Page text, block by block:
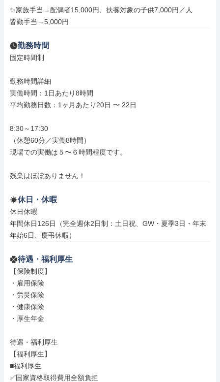
✨家族手当→配偶者15,000円、扶養対象の子供7,000円／人
皆勤手当→5,000円
勤務時間
固定時間制
勤務時間詳細
実働時間：1日あたり8時間
平均勤務日数：1ヶ月あたり20日 〜 22日
8:30～17:30
（休憩60分／実働8時間）
現場での実働は５〜６時間程度です。
残業はほぼありません！
休日・休暇
休日休暇
年間休日126日（完全週休2日制：土日祝、GW・夏季3日・年末
年始6日、慶弔休暇）
待遇・福利厚生
【保険制度】
・雇用保険
・労災保険
・健康保険
・厚生年金
待遇・福利厚生
【福利厚生】
■福利厚生
✅国家資格取得費用全額負担